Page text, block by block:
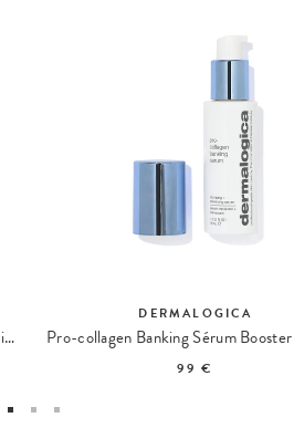
UltraCalming Mist Lotion Hydratante Apaisante
DERMALOGICA
99 €